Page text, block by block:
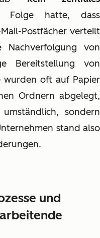
hatte, dass
Postfächer verteilt
Nachverfolgung von
Bereitstellung von
wurden oft auf Papier
Ordnern abgelegt,
sondern
stand also
und